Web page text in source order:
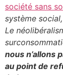
société sans
système
Le
nous n’allons
au point de